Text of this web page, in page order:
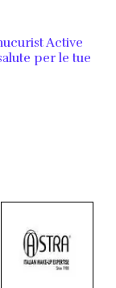
Active
per le tue